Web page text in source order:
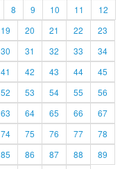
8 9 10 11
12
19 20 21 22
23
30 31 32 33
34
41 42 43 44
45
52 53 54 55
56
63 64 65 66
67
74 75 76 77
78
85 86 87 88
89